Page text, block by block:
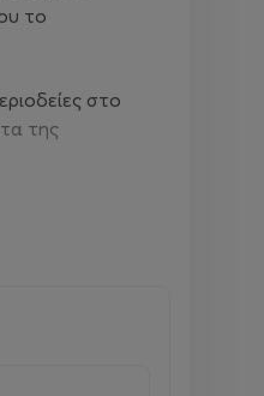
το
στο
της